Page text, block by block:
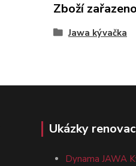
Zboží
Jawa kývačka
Ukázky
Dynama JAWA